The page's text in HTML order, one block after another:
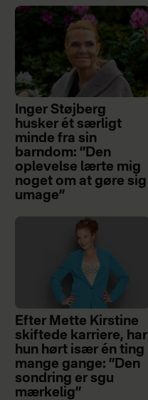
Inger Støjberg
husker ét særligt
minde fra sin
barndom: ”Den
oplevelse lærte mig
noget om at gøre sig
umage”
Efter Mette Kirstine
skiftede karriere, har
hun hørt især én ting
mange gange: ”Den
sondring er sgu
mærkelig”